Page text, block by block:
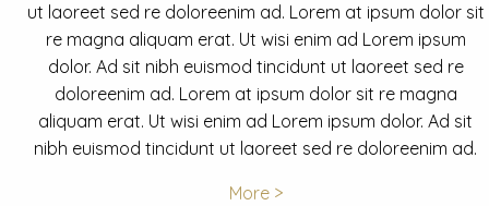
ut laoreet sed re doloreenim ad. Lorem at ipsum dolor sit
re magna aliquam erat. Ut wisi enim ad Lorem ipsum
dolor. Ad sit nibh euismod tincidunt ut laoreet sed re
doloreenim ad. Lorem at ipsum dolor sit re magna
aliquam erat. Ut wisi enim ad Lorem ipsum dolor. Ad sit
nibh euismod tincidunt ut laoreet sed re doloreenim ad.
More >